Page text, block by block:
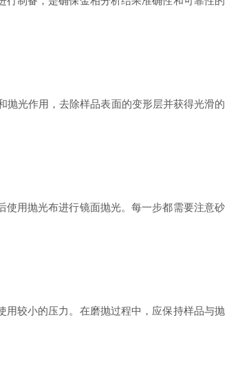
光作用，去除样品表面的变形层并获得光滑的
用抛光布进行镜面抛光。每一步都需要注意砂
较小的压力。在磨抛过程中，应保持样品与抛